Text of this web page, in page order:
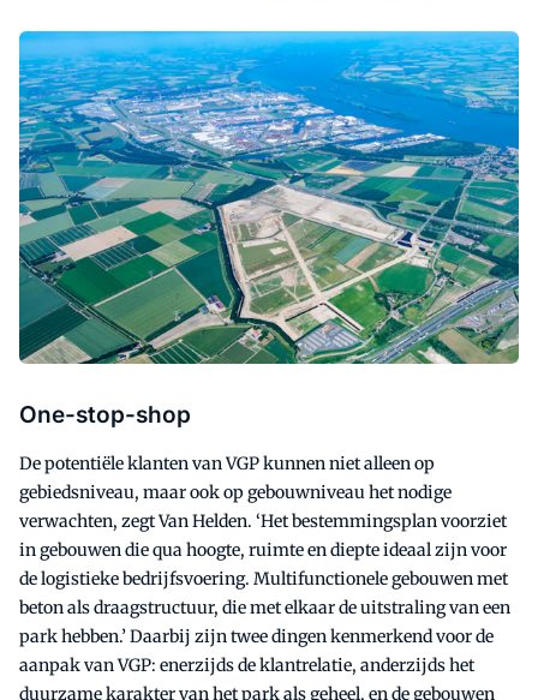
One-stop-shop
De potentiële klanten van VGP kunnen niet alleen op
gebiedsniveau, maar ook op gebouwniveau het nodige
verwachten, zegt Van Helden. ‘Het bestemmingsplan voorziet
in gebouwen die qua hoogte, ruimte en diepte ideaal zijn voor
de logistieke bedrijfsvoering. Multifunctionele gebouwen met
beton als draagstructuur, die met elkaar de uitstraling van een
park hebben.’ Daarbij zijn twee dingen kenmerkend voor de
aanpak van VGP: enerzijds de klantrelatie, anderzijds het
duurzame karakter van het park als geheel, en de gebouwen